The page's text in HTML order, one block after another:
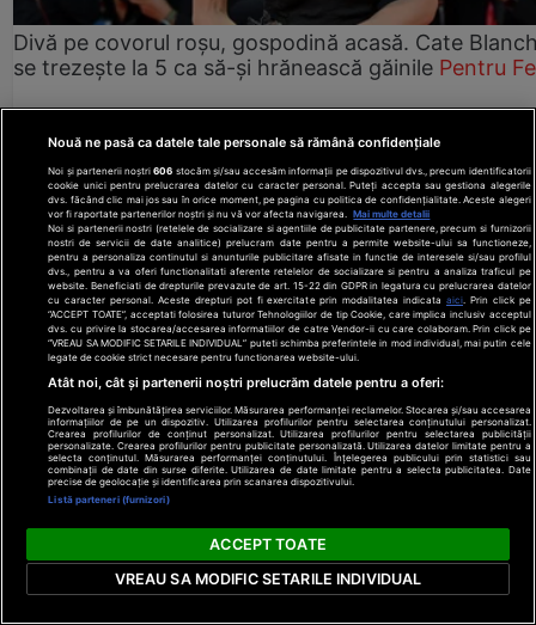
Divă pe covorul roșu, gospodină acasă. Cate
se trezește la 5 ca să-și hrănească găinile Pentru
Cât de bogată este Mirabela
Nicușor Dan. Ce găsim în
două case moștenite, două
Nouă ne pasă ca datele tale personale să rămână confidențiale
Noi și partenerii noștri606 stocăm și/sau accesăm informații pe dispozitivul dvs., precum identificatorii
cookie unici pentru prelucrarea datelor cu caracter personal. Puteți accepta sau gestiona alegerile
dvs. făcând clic mai jos sau în orice moment, pe pagina cu politica de confidențialitate. Aceste alegeri
vor fi raportate partenerilor noștri și nu vă vor afecta navigarea.
Mai multe detalii
Noi si partenerii nostri (retelele de socializare si agentiile de publicitate partenere, precum si furnizorii
nostri de servicii de date analitice) prelucram date pentru a permite website-ului sa functioneze,
pentru a personaliza continutul si anunturile publicitare afisate in functie de interesele si/sau profilul
dvs., pentru a va oferi functionalitati aferente retelelor de socializare si pentru a analiza traficul pe
website. Beneficiati de drepturile prevazute de art. 15-22 din GDPR in legatura cu prelucrarea datelor
cu caracter personal. Aceste drepturi pot fi exercitate prin modalitatea indicata aici. Prin click pe
“ACCEPT TOATE”, acceptati folosirea tuturor Tehnologiilor de tip Cookie, care implica inclusiv acceptul
dvs. cu privire la stocarea/accesarea informatiilor de catre Vendor-ii cu care colaboram. Prin click pe
“VREAU SA MODIFIC SETARILE INDIVIDUAL” puteti schimba preferintele in mod individual, mai putin cele
legate de cookie strict necesare pentru functionarea website-ului.
Atât noi, cât și partenerii noștri prelucrăm datele pentru a oferi:
Dezvoltarea și îmbunătățirea serviciilor. Măsurarea performanței reclamelor. Stocarea și/sau accesarea
informațiilor de pe un dispozitiv. Utilizarea profilurilor pentru selectarea conținutului personalizat.
Crearea profilurilor de conținut personalizat. Utilizarea profilurilor pentru selectarea publicității
personalizate. Crearea profilurilor pentru publicitate personalizată. Utilizarea datelor limitate pentru a
selecta conținutul. Măsurarea performanței conținutului. Înțelegerea publicului prin statistici sau
combinații de date din surse diferite. Utilizarea de date limitate pentru a selecta publicitatea. Date
precise de geolocație și identificarea prin scanarea dispozitivului.
Listă parteneri (furnizori)
ACCEPT TOATE
VREAU SA MODIFIC SETARILE INDIVIDUAL